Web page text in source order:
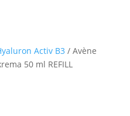
Activ B3/ Avène
50 ml REFILL